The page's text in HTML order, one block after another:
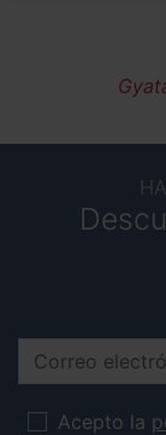
Correo
Acepto la